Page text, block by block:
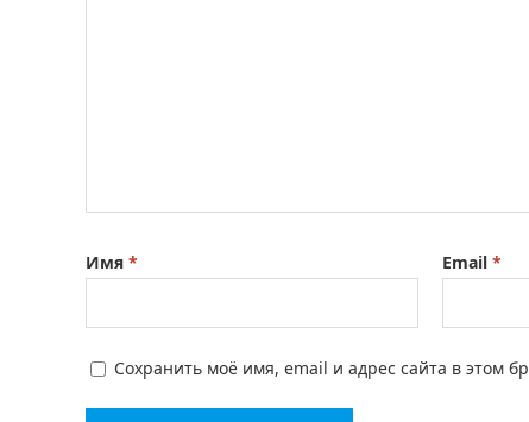
Имя * Email *
Сохранить моё имя, email и адрес сайта в этом